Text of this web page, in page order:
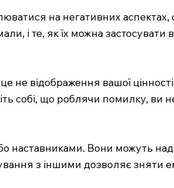
на негативних
і те, як їх можна
не відображення вашої цінності
собі, що роблячи помилку, ви
наставниками. Вони можуть
з іншими дозволяє зняти